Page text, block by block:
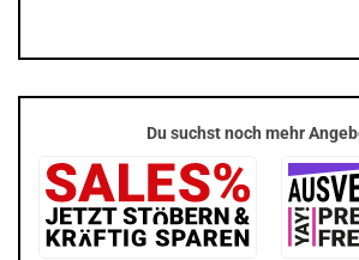
Du suchst noch mehr